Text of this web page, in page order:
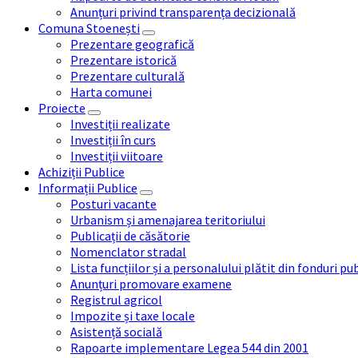
Anunțuri privind transparența decizională
Comuna Stoenești
Prezentare geografică
Prezentare istorică
Prezentare culturală
Harta comunei
Proiecte
Investiții realizate
Investiții în curs
Investiții viitoare
Achiziții Publice
Informații Publice
Posturi vacante
Urbanism și amenajarea teritoriului
Publicații de căsătorie
Nomenclator stradal
Lista funcțiilor și a personalului plătit din fonduri
Anunțuri promovare examene
Registrul agricol
Impozite și taxe locale
Asistență socială
Rapoarte implementare Legea 544 din 2001